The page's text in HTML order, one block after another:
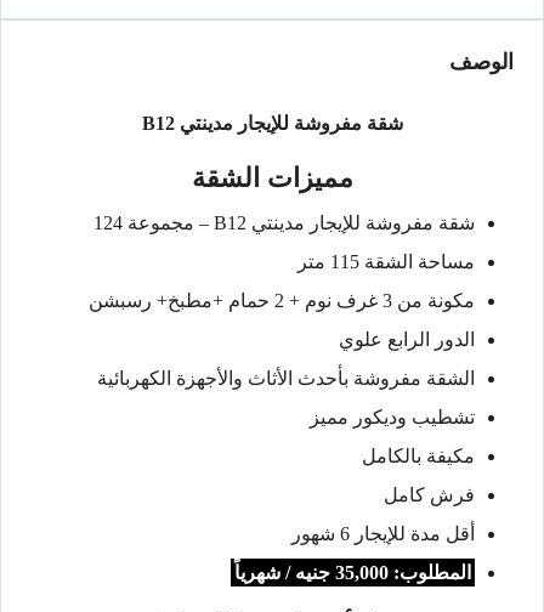
الوصف
شقة مفروشة للإيجار مدينتي B12
مميزات الشقة
شقة مفروشة للإيجار مدينتي B12 – مجموعة 124
مساحة الشقة 115 متر
مكونة من 3 غرف نوم + 2 حمام +مطبخ+ رسبشن
الدور الرابع علوي
الشقة مفروشة بأحدث الأثاث والأجهزة الكهربائية
تشطيب وديكور مميز
مكيفة بالكامل
فرش كامل
أقل مدة للإيجار 6 شهور
المطلوب: 35,000 جنيه / شهرياً